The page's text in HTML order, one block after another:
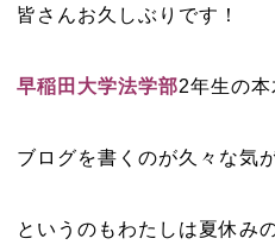
皆さんお久しぶりです！
早稲田大学法学部2年生の本
ブログを書くのが久々な気
というのもわたしは夏休み